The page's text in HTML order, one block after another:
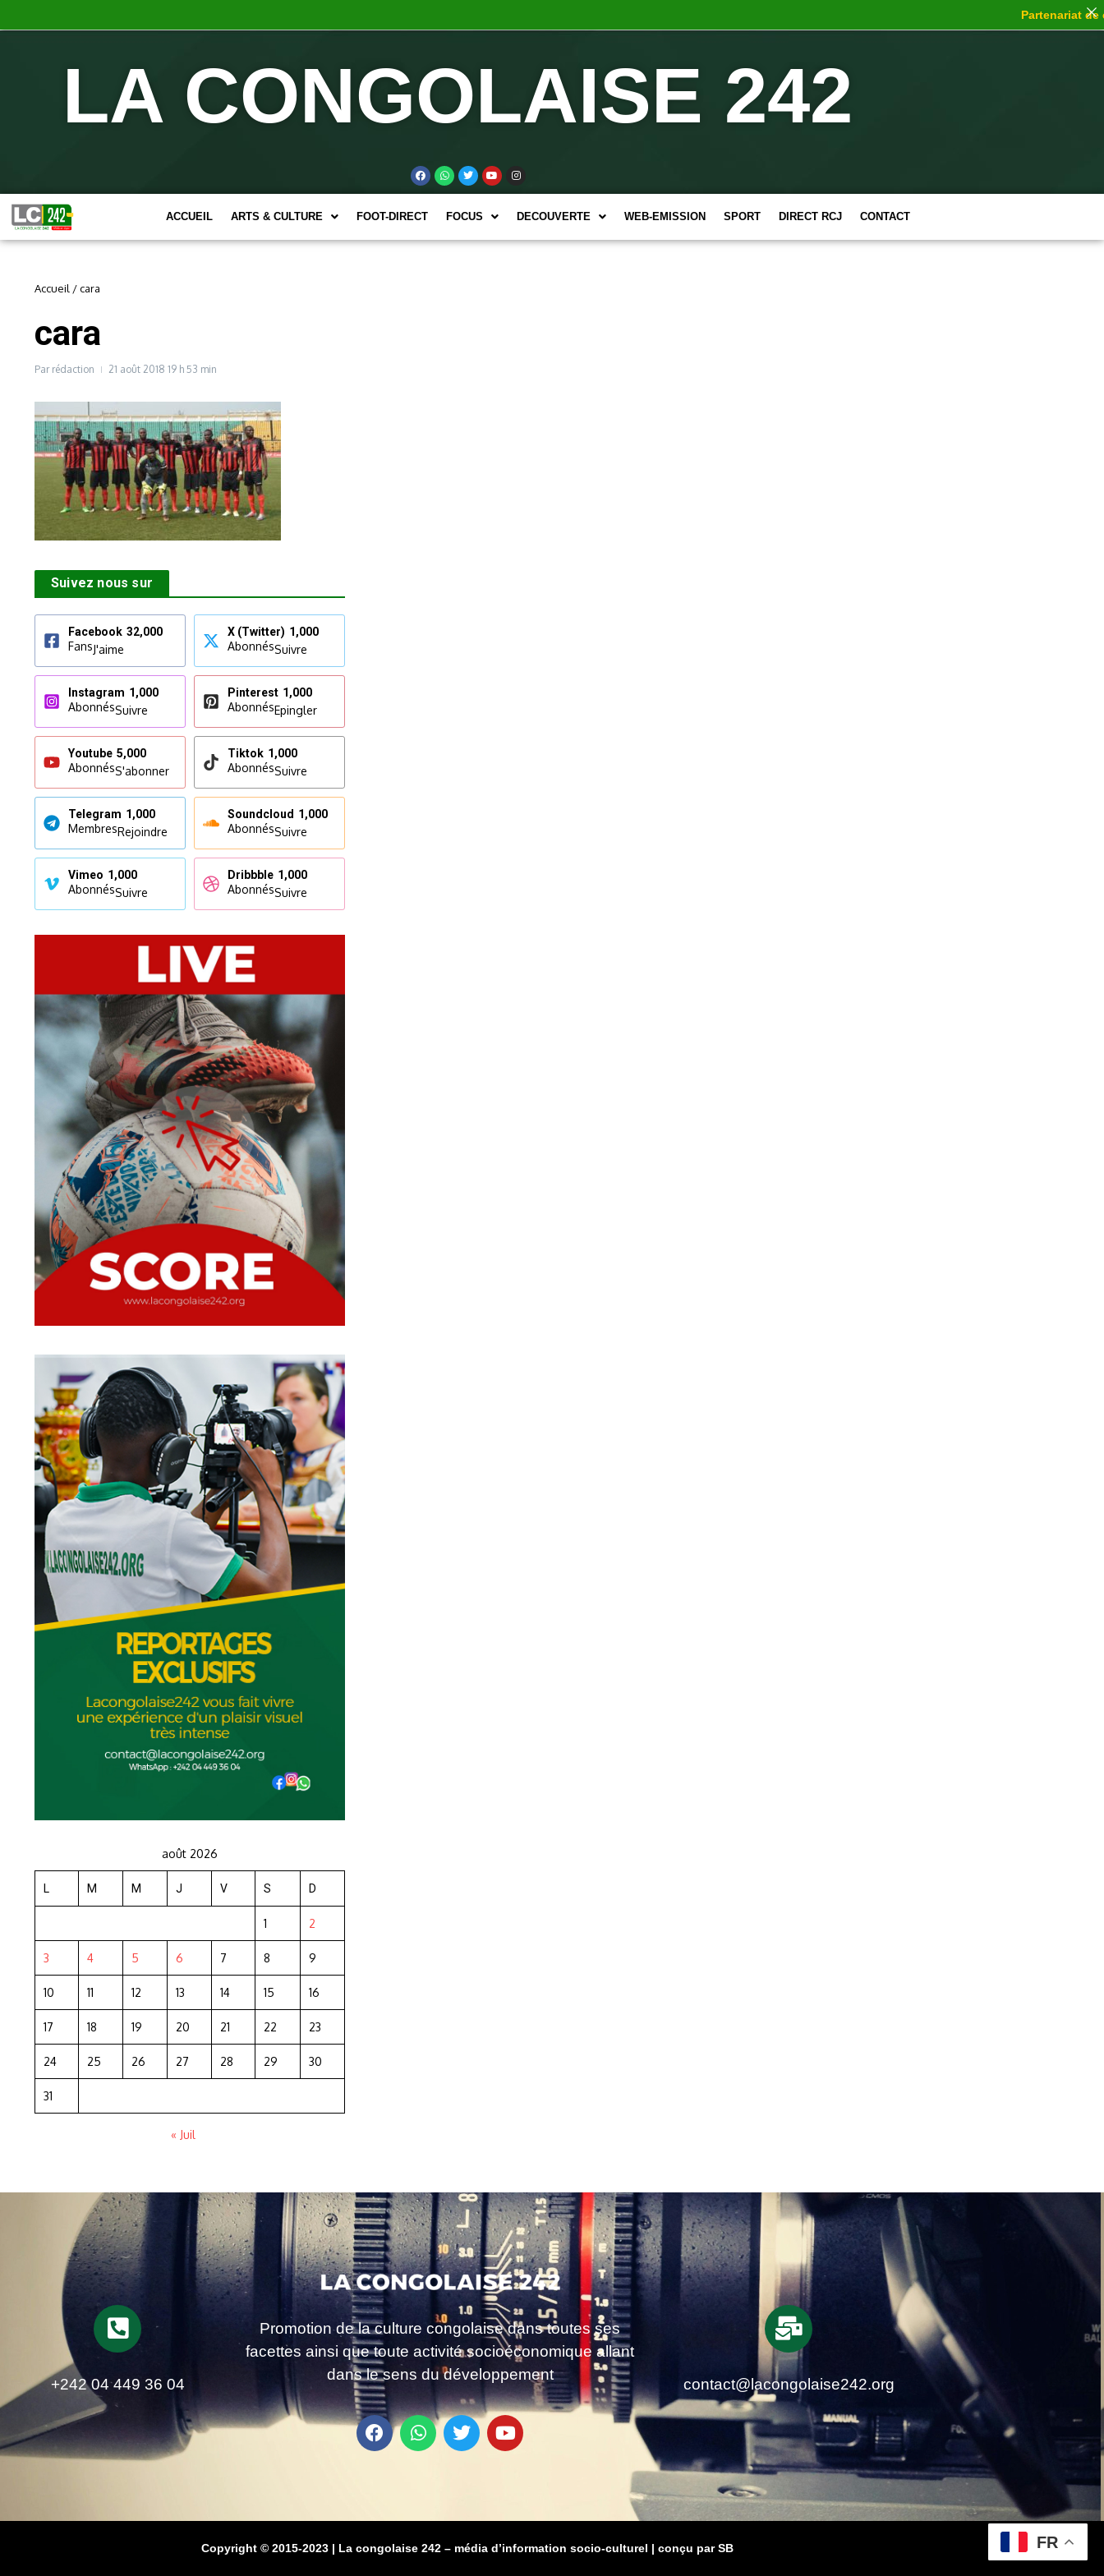
LA CONGOLAISE 242
ACCUEIL ARTS & CULTURE FOOT-DIRECT FOCUS DECOUVERTE WEB-EMISSION SPORT DIRECT RCJ CONTACT
Accueil /cara
cara
Par rédaction 21 août 2018 19 h 53 min
Suivez nous sur
Facebook 32,000
FansJ'aime
X (Twitter) 1,000
AbonnésSuivre
Instagram 1,000
AbonnésSuivre
Pinterest 1,000
AbonnésEpingler
Youtube 5,000
AbonnésS'abonner
Tiktok 1,000
AbonnésSuivre
Telegram 1,000
MembresRejoindre
Soundcloud 1,000
AbonnésSuivre
Vimeo 1,000
AbonnésSuivre
Dribbble 1,000
AbonnésSuivre
août 2026
L M M J V S D
1 2
3 4 5 6 7 8 9
10 11 12 13 14 15 16
17 18 19 20 21 22 23
24 25 26 27 28 29 30
31
« Juil
+242 04 449 36 04
Promotion de la culture congolaise dans toutes ses
facettes ainsi que toute activité socioéconomique allant
dans le sens du développement
contact@lacongolaise242.org
Copyright © 2015-2023 | La congolaise 242 – média d’information socio-culturel | conçu par SB
Partenariat de
FR